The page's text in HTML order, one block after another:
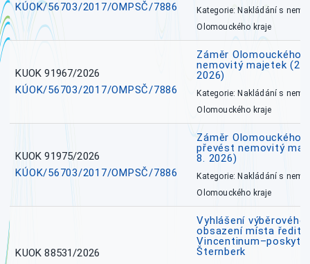
KÚOK/56703/2017/OMPSČ/7886
Kategorie: Nakládání s
Olomouckého kraje
KUOK 91967/2026
KÚOK/56703/2017/OMPSČ/7886
Záměr Olomouckého
nemovitý majetek
2026)
Kategorie: Nakládání s
Olomouckého kraje
KUOK 91975/2026
KÚOK/56703/2017/OMPSČ/7886
Záměr Olomouckého
převést nemovitý
8. 2026)
Kategorie: Nakládání s
Olomouckého kraje
KUOK 88531/2026
Vyhlášení výběrového
obsazení místa
Šternberk